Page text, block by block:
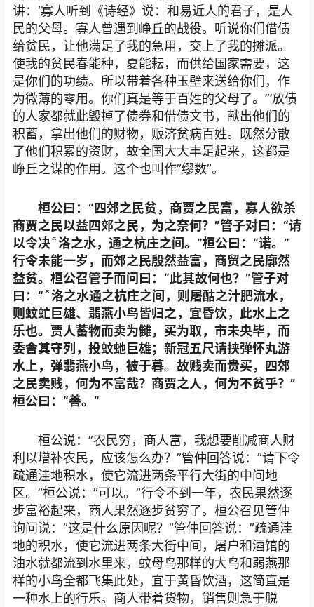
讲：‘寡人听到《诗经》说：和易近人的君子，是人
民的父母。寡人曾遇到峥丘的战役。听说你们借债
给贫民，让他满足了我的急用，交上了我的摊派。
使我的贫民春能种，夏能耘，而供给国家需要，这
是你们的功绩。所以带着各种玉壁来送给你们，作
为微薄的零用。你们真是等于百姓的父母了。”’放债
的人家都就此毁掉了债券和借债文书，献出他们的
积蓄，拿出他们的财物，贩济贫病百姓。既然分散
了他们积累的资财，故全国大大丰足起来，这都是
峥丘之谋的作用。这个也叫作”缪数”。
桓公曰：“四郊之民贫，商贾之民富，寡人欲杀
商贾之民以益四郊之民，为之奈何？”管子对曰：“请
以令决洛之水，通之杭庄之间。”桓公曰：“诺。”
行令未能一岁，而郊之民殷然益富，商贸之民廓然
益贫。桓公召管子而问曰：“此其故何也？”管子对
曰：“洛之水通之杭庄之间，则屠酤之汁肥流水，
则蚊虻巨雄、翡燕小鸟皆归之，宜昏饮，此水上之
乐也。贾人蓄物而卖为雠，买为取，市未央毕，而
委舍其守列，投蚊虵巨雄；新冠五尺请挟弹怀丸游
水上，弹翡燕小鸟，被于暮。故贱卖而贵买，四郊
之民卖贱，何为不富哉？商贾之人，何为不贫乎？”
桓公曰：“善。”
桓公说：”农民穷，商人富，我想要削减商人财
利以增补农民，应该怎么办？”管仲回答说：”请下令
疏通洼地积水，使它流进两条平行大街的中间地
区。”桓公说：”可以。”行令不到一年，农民果然逐
步富裕起来，商人果然逐步贫穷了。桓公召见管仲
询问说：”这是什么原因呢？”管仲回答说：”疏通洼
地的积水，使它流进两条大街中间，屠户和酒馆的
油水就都流到水里来，蚊母鸟那样的大鸟和弱燕那
样的小鸟全都飞集此处，宜于黄昏饮酒，这简直是
一种水上的行乐。商人带着货物，销售则急于脱